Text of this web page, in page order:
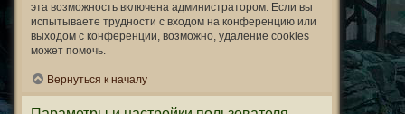
эта возможность включена администратором. Если вы
испытываете трудности с входом на конференцию или
выходом с конференции, возможно, удаление cookies
может помочь.
Вернуться к началу